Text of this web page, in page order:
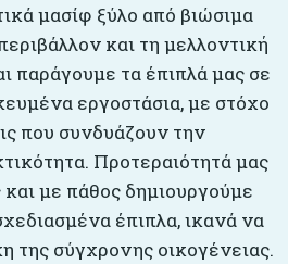
μασίφ ξύλο από βιώσιμα
και τη μελλοντική
παράγουμε τα έπιπλά μας σε
εργοστάσια, με στόχο
που συνδυάζουν την
Προτεραιότητά μας
με πάθος δημιουργούμε
έπιπλα, ικανά να
της σύγχρονης οικογένειας.